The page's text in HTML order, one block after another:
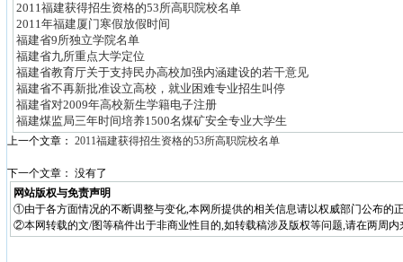
2011福建获得招生资格的53所高职院校名单
2011年福建厦门寒假放假时间
福建省9所独立学院名单
福建省九所重点大学定位
福建省教育厅关于支持民办高校加强内涵建设的若干意见
福建省不再新批准设立高校，就业困难专业招生叫停
福建省对2009年高校新生学籍电子注册
福建煤监局三年时间培养1500名煤矿安全专业大学生
上一个文章： 2011福建获得招生资格的53所高职院校名单
下一个文章： 没有了
网站版权与免责声明
①由于各方面情况的不断调整与变化,本网所提供的相关信息请以权威部门公布的
②本网转载的文/图等稿件出于非商业性目的,如转载稿涉及版权等问题,请在两周内